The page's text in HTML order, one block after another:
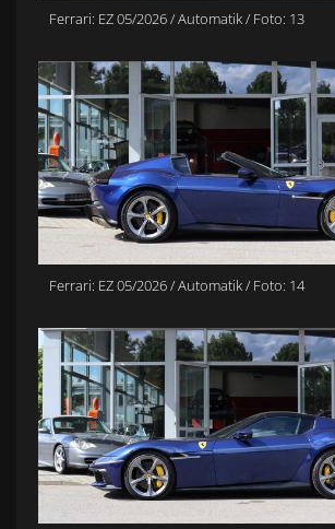
Ferrari: EZ 05/2026 / Automatik / Foto: 13
Ferrari: EZ 05/2026 / Automatik / Foto: 14